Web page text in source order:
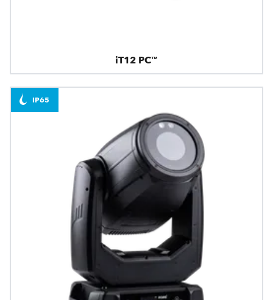
iT12 PC™
IP65